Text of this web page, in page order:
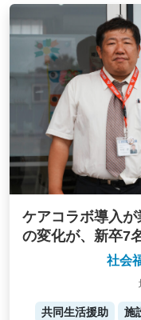
ケアコラボ導入
の変化が、新卒7
社会
共同生活援助 施